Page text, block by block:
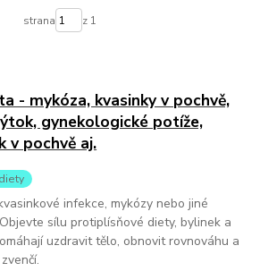
strana z 1
- mykóza, kvasinky v pochvě,
gynekologické potíže,
v pochvě aj.
infekce, mykózy nebo jiné
sílu protiplísňové diety, bylinek a
uzdravit tělo, obnovit rovnováhu a